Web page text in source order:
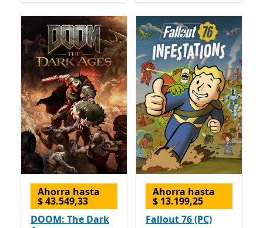
Ahorra hasta
$ 43.549,33
DOOM: The Dark
Ahorra hasta
$ 13.199,25
Fallout 76 (PC)